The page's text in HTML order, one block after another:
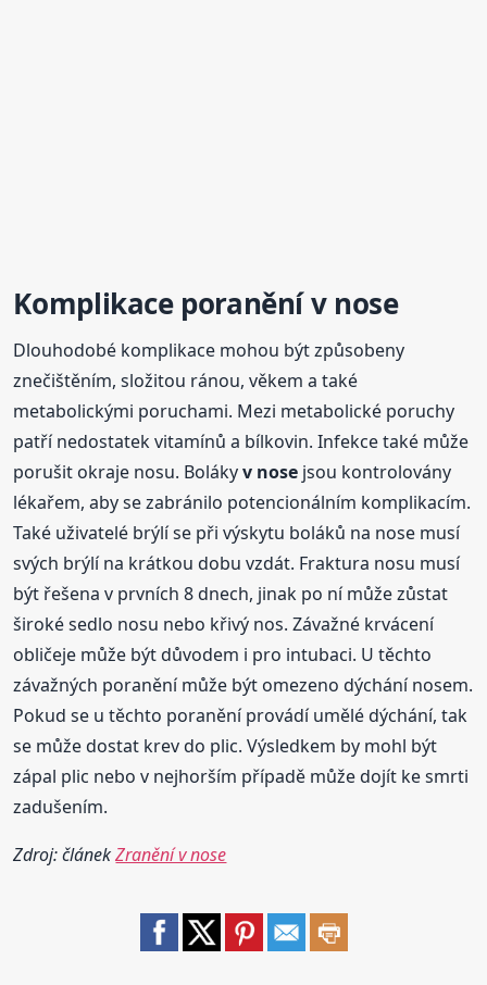
Komplikace poraněnív nose
Dlouhodobé komplikace mohou být způsobeny
znečištěním, složitou ránou, věkem a také
metabolickými poruchami. Mezi metabolické poruchy
patří nedostatek vitamínů a bílkovin. Infekce také může
porušit okraje nosu. Bolákyv nose jsou kontrolovány
lékařem, aby se zabránilo potencionálním komplikacím.
Také uživatelé brýlí se při výskytu boláků na nose musí
svých brýlí na krátkou dobu vzdát. Fraktura nosu musí
být řešena v prvních 8 dnech, jinak po ní může zůstat
široké sedlo nosu nebo křivý nos. Závažné krvácení
obličeje může být důvodem i pro intubaci. U těchto
závažných poranění může být omezeno dýchání nosem.
Pokud se u těchto poranění provádí umělé dýchání, tak
se může dostat krev do plic. Výsledkem by mohl být
zápal plic nebo v nejhorším případě může dojít ke smrti
zadušením.
Zdroj: článekZranění v nose